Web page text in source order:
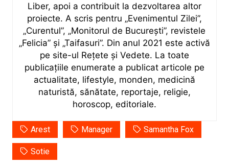
Liber, apoi a contribuit la dezvoltarea altor
proiecte. A scris pentru „Evenimentul Zilei”,
„Curentul”, „Monitorul de București”, revistele
„Felicia” și „Taifasuri”. Din anul 2021 este activă
pe site-ul Rețete și Vedete. La toate
publicațiile enumerate a publicat articole pe
actualitate, lifestyle, monden, medicină
naturistă, sănătate, reportaje, religie,
horoscop, editoriale.
Arest Manager Samantha Fox
Sotie